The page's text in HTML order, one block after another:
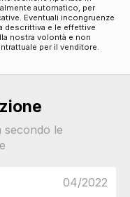
DI SERIE
DI SERIE
DI SERIE
DI SERIE
automatico, per
Eventuali incongruenze
descrittiva e le effettive
nostra volontà e non
per il venditore.
secondo le
04/2022